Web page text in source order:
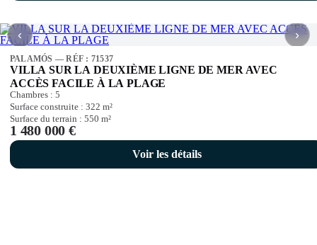
‹ ›
PALAMÓS — RÉF : 71537
VILLA SUR LA DEUXIÈME LIGNE DE MER AVEC
ACCÈS FACILE À LA PLAGE
Chambres : 5
Surface construite : 322 m²
Surface du terrain : 550 m²
1 480 000 €
Voir les détails